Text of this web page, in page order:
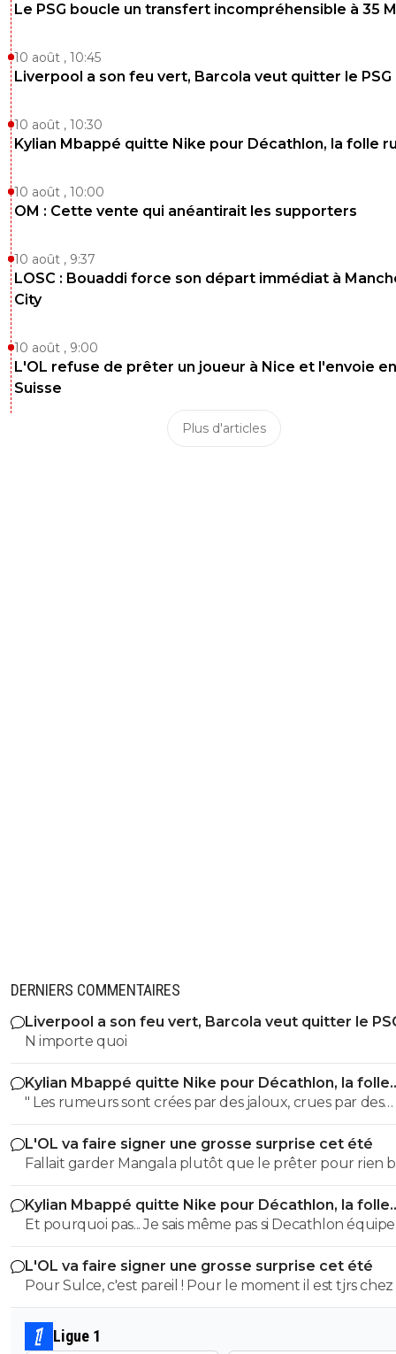
Le PSG boucle un transfert incompréhensible à 35
10 août , 10:45
Liverpool a son feu vert, Barcola veut quitter le PSG
10 août , 10:30
Kylian Mbappé quitte Nike pour Décathlon, la folle
10 août , 10:00
OM : Cette vente qui anéantirait les supporters
10 août , 9:37
LOSC : Bouaddi force son départ immédiat à
City
10 août , 9:00
L'OL refuse de prêter un joueur à Nice et l'envoie en
Suisse
Plus d'articles
DERNIERS COMMENTAIRES
Liverpool a son feu vert, Barcola veut quitter le
N importe quoi
Kylian Mbappé quitte Nike pour Décathlon, la folle
rumeur
" Les rumeurs sont crées par des jaloux, crues par des
curieux et répétées par des imbéciles "
L'OL va faire signer une grosse surprise cet été
Fallait garder Mangala plutôt que le prêter pour rien
d'idiots
Kylian Mbappé quitte Nike pour Décathlon, la folle
rumeur
Et pourquoi pas... Je sais même pas si Decathlon
clubs professionnels ou amateurs pour les maillots de
L'OL va faire signer une grosse surprise cet été
Pour Sulce, c'est pareil ! Pour le moment il est tjrs chez
Et si vraiment il s'en passe parce qu'il est en partance
veut pas prendre le risque de le blesser pour gagner
mais que de l'autre côté tu en perds 50
Ligue 1